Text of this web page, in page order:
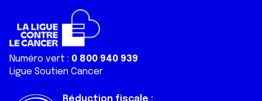
Numéro vert : 0 800 940 939
Ligue Soutien Cancer
Réduction fiscale :